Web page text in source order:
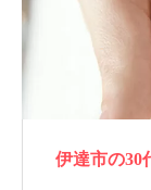
伊達市の30